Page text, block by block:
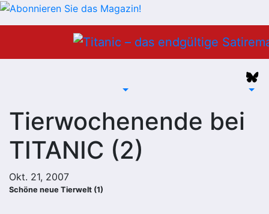
Tierwochenende bei
TITANIC (2)
Okt. 21, 2007
Schöne neue Tierwelt (1)